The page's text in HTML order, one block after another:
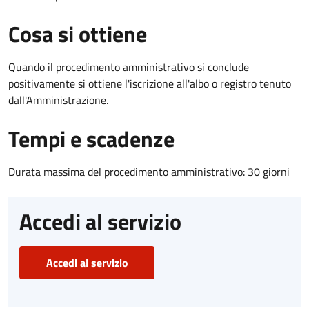
Cosa si ottiene
Quando il procedimento amministrativo si conclude
positivamente si ottiene l'iscrizione all'albo o registro tenuto
dall'Amministrazione.
Tempi e scadenze
Durata massima del procedimento amministrativo: 30 giorni
Accedi al servizio
Accedi al servizio